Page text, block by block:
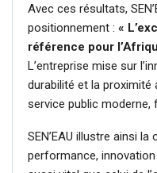
Avec ces résultats,
positionnement : «
référence pour
L’entreprise mise sur
durabilité et la proximité
service public moderne,
SEN’EAU illustre ainsi
performance,